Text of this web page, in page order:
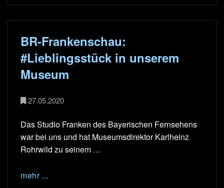
BR-Frankenschau:
#Lieblingsstück in unserem
Museum
27.05.2020
Das Studio Franken des Bayerischen Fernsehens
war bei uns und hat Museumsdirektor Karlheinz
Rohrwild zu seinem …
mehr ...